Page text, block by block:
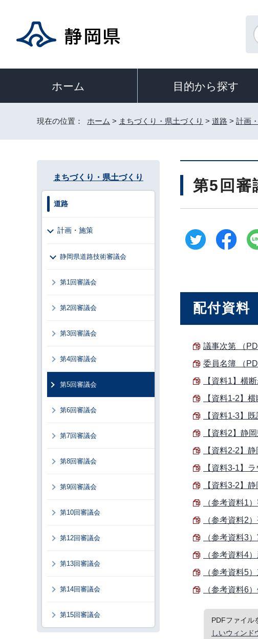
ホーム 目的から探す
現在の位置： ホーム > まちづくり・県土づくり > 道路 > 計画
第5回審
配付資料
議事次第 （
委員名簿 （
【資料1】横
【資料1-2】
【資料1-3】
【資料2】静
【資料2-2】
【資料3-1】
【資料3-2】
（参考資料1
（参考資料2
（参考資料3
（参考資料4
（参考資料5
（参考資料6
PDFファイル
しいウィンド
まちづくり・県土づくり
道路
計画・施策
静岡県道路技術審議会
第1回審議会
第2回審議会
第3回審議会
第4回審議会
第5回審議会
第6回審議会
第7回審議会
第8回審議会
第9回審議会
第10回審議会
第12回審議会
第13回審議会
第14回審議会
第15回審議会